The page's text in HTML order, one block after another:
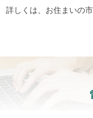
詳しくは、お住まいの